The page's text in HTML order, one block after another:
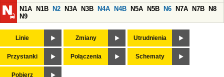
N1A
N1B N2 N3A N3B N4A N4B N5A N5B N6 N7A N7B
N8
N9
Linie Zmiany Utrudnienia
Przystanki Połączenia Schematy
Pobierz